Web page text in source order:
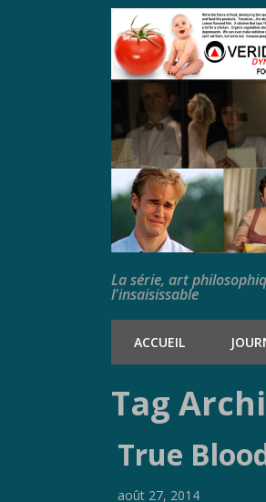
La série, art
l'insaisissable
ACCUEIL
Tag
True
août 27, 2014